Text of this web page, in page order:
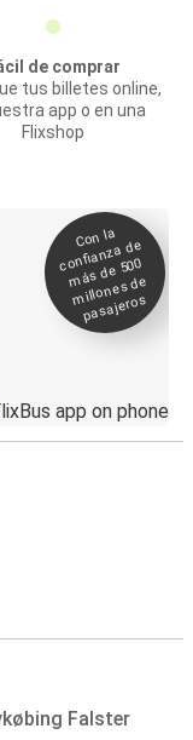
de comprar
tus billetes online,
app o en una
Flixshop
Con la
confianza de
más de 500
millones de
pasajeros
Falster